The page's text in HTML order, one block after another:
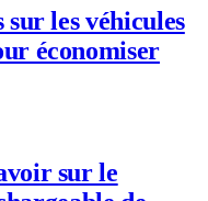
les véhicules
économiser
sur le